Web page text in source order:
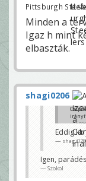
Pittsburgh
Minden a
Igaz h mint
elbaszták.
shagi0206
Eddig
Igen,
Szokol